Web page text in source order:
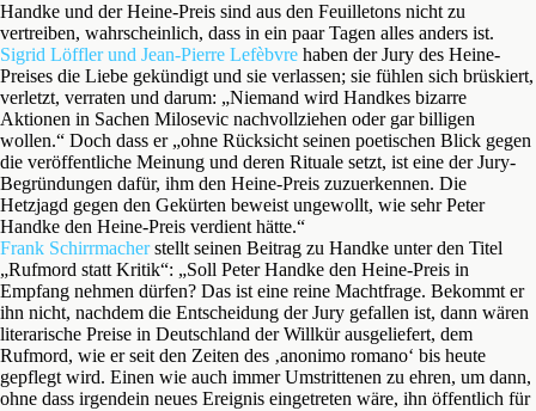
Handke und der Heine-Preis sind aus den Feuilletons nicht zu
vertreiben, wahrscheinlich, dass in ein paar Tagen alles anders ist.
Sigrid Löffler und Jean-Pierre Lefèbvre haben der Jury des Heine-
Preises die Liebe gekündigt und sie verlassen; sie fühlen sich brüskiert,
verletzt, verraten und darum: „Niemand wird Handkes bizarre
Aktionen in Sachen Milosevic nachvollziehen oder gar billigen
wollen.“ Doch dass er „ohne Rücksicht seinen poetischen Blick gegen
die veröffentliche Meinung und deren Rituale setzt, ist eine der Jury-
Begründungen dafür, ihm den Heine-Preis zuzuerkennen. Die
Hetzjagd gegen den Gekürten beweist ungewollt, wie sehr Peter
Handke den Heine-Preis verdient hätte.“
Frank Schirrmacherstellt seinen Beitrag zu Handke unter den Titel
„Rufmord statt Kritik“: „Soll Peter Handke den Heine-Preis in
Empfang nehmen dürfen? Das ist eine reine Machtfrage. Bekommt er
ihn nicht, nachdem die Entscheidung der Jury gefallen ist, dann wären
literarische Preise in Deutschland der Willkür ausgeliefert, dem
Rufmord, wie er seit den Zeiten des ‚anonimo romano‘ bis heute
gepflegt wird. Einen wie auch immer Umstrittenen zu ehren, um dann,
ohne dass irgendein neues Ereignis eingetreten wäre, ihn öffentlich für